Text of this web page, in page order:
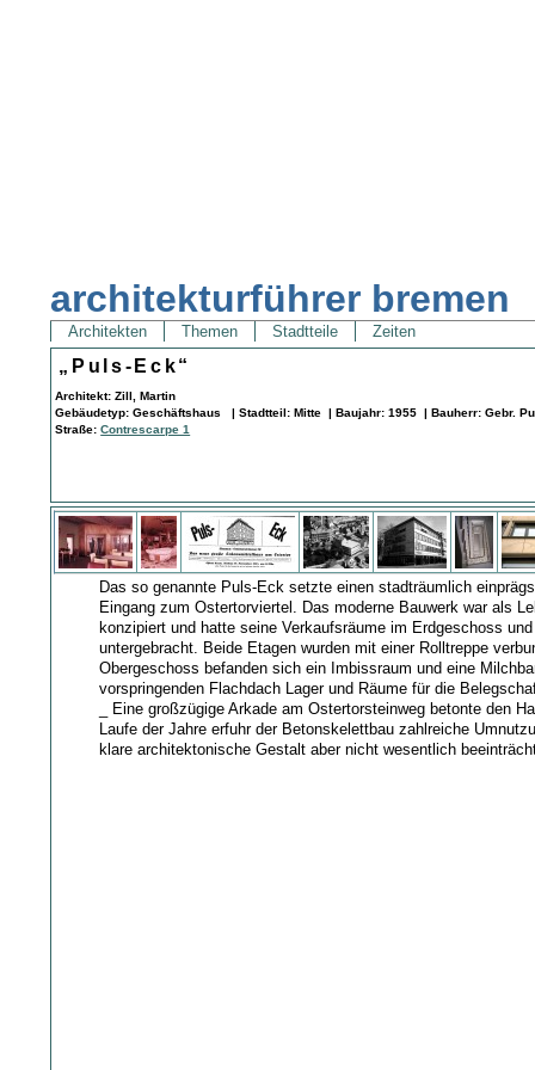
architekturführer bremen
Architekten Themen Stadtteile Zeiten
„Puls-Eck“
Architekt: Zill, Martin
Gebäudetyp: Geschäftshaus | Stadtteil: Mitte | Baujahr: 1955 | Bauherr: Gebr.
Straße:Contrescarpe 1
Das so genannte Puls-Eck setzte einen stadträumlich
Eingang zum Ostertorviertel. Das moderne Bauwerk war als
konzipiert und hatte seine Verkaufsräume im Erdgeschoss
untergebracht. Beide Etagen wurden mit einer Rolltreppe
Obergeschoss befanden sich ein Imbissraum und eine
vorspringenden Flachdach Lager und Räume für die
_ Eine großzügige Arkade am Ostertorsteinweg betonte den
Laufe der Jahre erfuhr der Betonskelettbau zahlreiche
klare architektonische Gestalt aber nicht wesentlich